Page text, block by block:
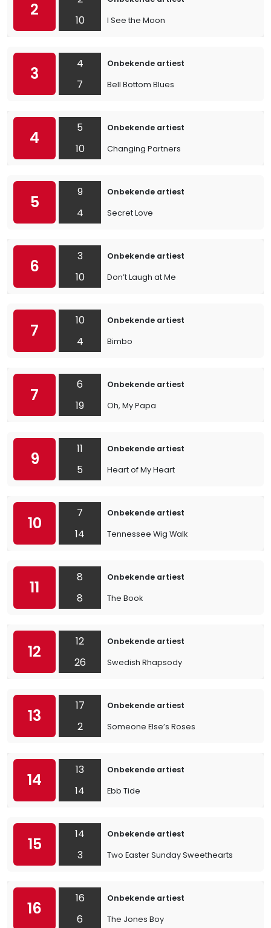
2
10
I See the Moon
3
4
7
Onbekende artiest
Bell Bottom Blues
4
5
10
Onbekende artiest
Changing Partners
5
9
4
Onbekende artiest
Secret Love
6
3
10
Onbekende artiest
Don’t Laugh at Me
7
10
4
Onbekende artiest
Bimbo
7
6
19
Onbekende artiest
Oh, My Papa
9
11
5
Onbekende artiest
Heart of My Heart
10
7
14
Onbekende artiest
Tennessee Wig Walk
11
8
8
Onbekende artiest
The Book
12
12
26
Onbekende artiest
Swedish Rhapsody
13
17
2
Onbekende artiest
Someone Else’s Roses
14
13
14
Onbekende artiest
Ebb Tide
15
14
3
Onbekende artiest
Two Easter Sunday Sweethearts
16
16
6
Onbekende artiest
The Jones Boy